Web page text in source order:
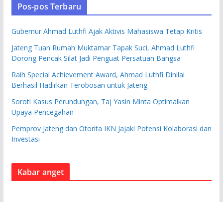
Pos-pos Terbaru
Gubernur Ahmad Luthfi Ajak Aktivis Mahasiswa Tetap Kritis
Jateng Tuan Rumah Muktamar Tapak Suci, Ahmad Luthfi
Dorong Pencak Silat Jadi Penguat Persatuan Bangsa
Raih Special Achievement Award, Ahmad Luthfi Dinilai
Berhasil Hadirkan Terobosan untuk Jateng
Soroti Kasus Perundungan, Taj Yasin Minta Optimalkan
Upaya Pencegahan
Pemprov Jateng dan Otorita IKN Jajaki Potensi Kolaborasi dan
Investasi
Kabar anget